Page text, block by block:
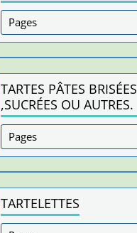
TARTES PÂTES BRISÉES
,SUCRÉES OU AUTRES.
TARTELETTES